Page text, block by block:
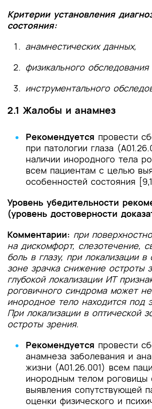
Критерии установления
состояния:
анамнестических данных,
физикального обследования
инструментального
2.1 Жалобы и анамнез
Рекомендуется провести
при патологии глаза
наличии инородного тела
всем пациентам с целью
особенностей состояния
Уровень убедительности
(уровень достоверности
Комментарии: при
на дискомфорт, слезотечение,
боль в глазу, при локализации в
зоне зрачка снижение остроты
глубокой локализации ИТ
роговичного синдрома может
инородное тело находится под
При локализации в оптической
остроты зрения.
Рекомендуется провести
анамнеза заболевания и
жизни (A01.26.001) всем
инородным телом роговицы
выявления сопутствующей
оценки физического и